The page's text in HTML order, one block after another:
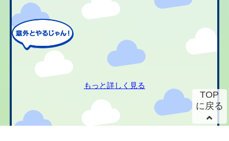
もっと詳しく見る
TOP
に戻る